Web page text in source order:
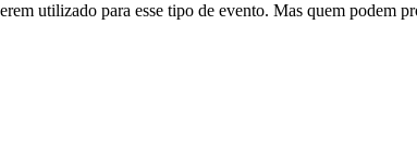
utilizado para esse tipo de evento. Mas quem podem